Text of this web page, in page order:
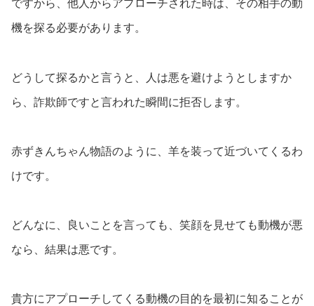
ですから、他人からアプローチされた時は、その相手の動
機を探る必要があります。
どうして探るかと言うと、人は悪を避けようとしますか
ら、詐欺師ですと言われた瞬間に拒否します。
赤ずきんちゃん物語のように、羊を装って近づいてくるわ
けです。
どんなに、良いことを言っても、笑顔を見せても動機が悪
なら、結果は悪です。
貴方にアプローチしてくる動機の目的を最初に知ることが